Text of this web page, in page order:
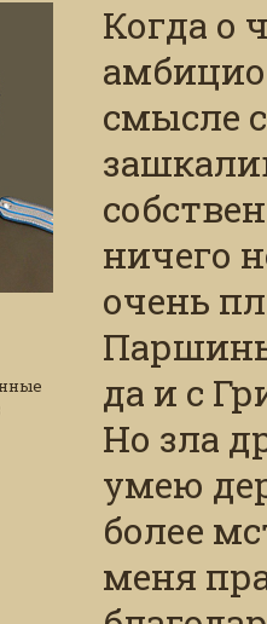
Когда о
смысле
ничего
очень
да и с
Но зла
умею
более
меня